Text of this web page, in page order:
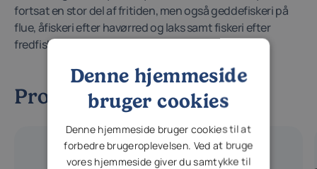
fortsat en stor del af fritiden, men også geddefiskeri på
flue, åfiskeri efter havørred og laks samt fiskeri efter
fredfisk har en særlig plads.
Produkter fra historien
38%
Denne hjemmeside
bruger cookies
Denne hjemmeside bruger cookies til at
forbedre brugeroplevelsen. Ved at bruge
vores hjemmeside giver du samtykke til